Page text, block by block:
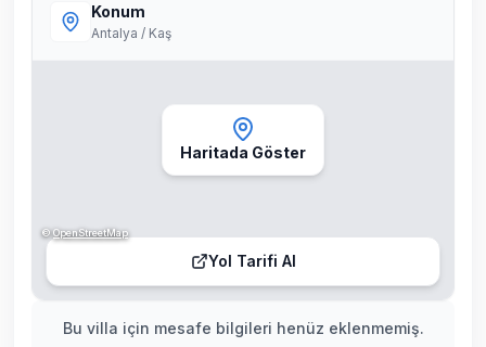
Bu villa için mesafe bilgileri henüz eklenmemiş.
Konum
Antalya / Kaş
Haritada Göster
Yol Tarifi Al
©OpenStreetMap